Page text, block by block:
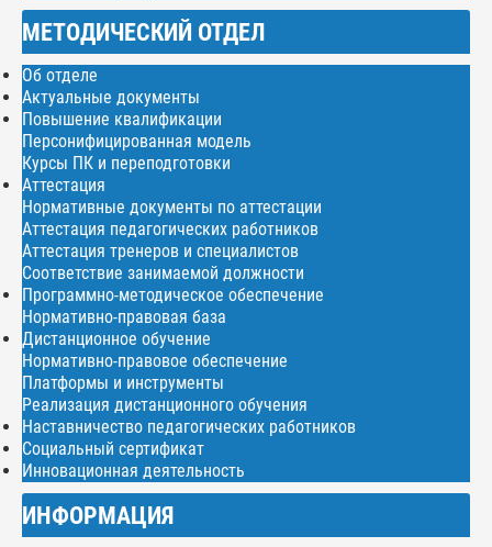
МЕТОДИЧЕСКИЙ ОТДЕЛ
Об отделе
Актуальные документы
Повышение квалификации
Персонифицированная модель
Курсы ПК и переподготовки
Аттестация
Нормативные документы по аттестации
Аттестация педагогических работников
Аттестация тренеров и специалистов
Соответствие занимаемой должности
Программно-методическое обеспечение
Нормативно-правовая база
Дистанционное обучение
Нормативно-правовое обеспечение
Платформы и инструменты
Реализация дистанционного обучения
Наставничество педагогических работников
Социальный сертификат
Инновационная деятельность
ИНФОРМАЦИЯ